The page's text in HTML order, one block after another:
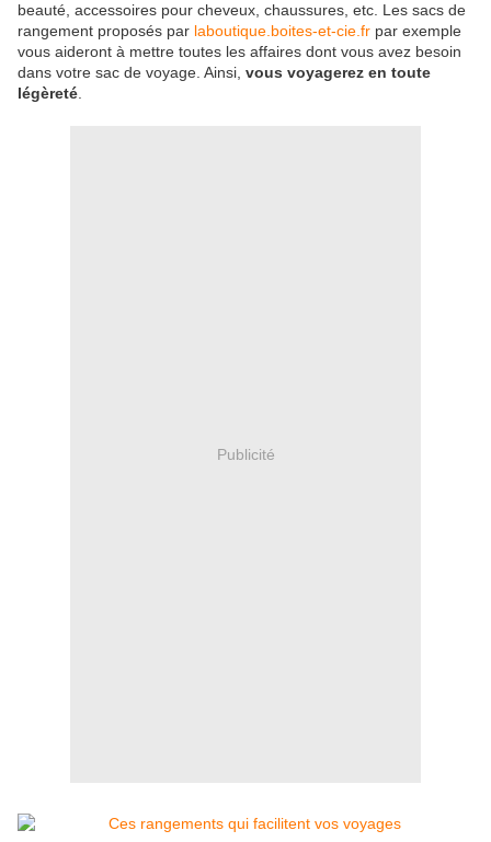
beauté, accessoires pour cheveux, chaussures, etc. Les sacs de
rangement proposés par laboutique.boites-et-cie.fr par exemple
vous aideront à mettre toutes les affaires dont vous avez besoin
dans votre sac de voyage. Ainsi, vous voyagerez en toute
légèreté
Publicité